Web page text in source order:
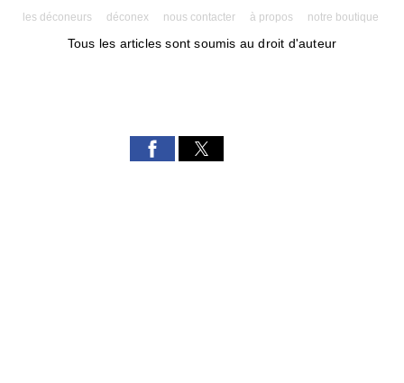
les déconeurs déconex nous contacter à propos notre boutique
Tous les articles sont soumis au droit d'auteur